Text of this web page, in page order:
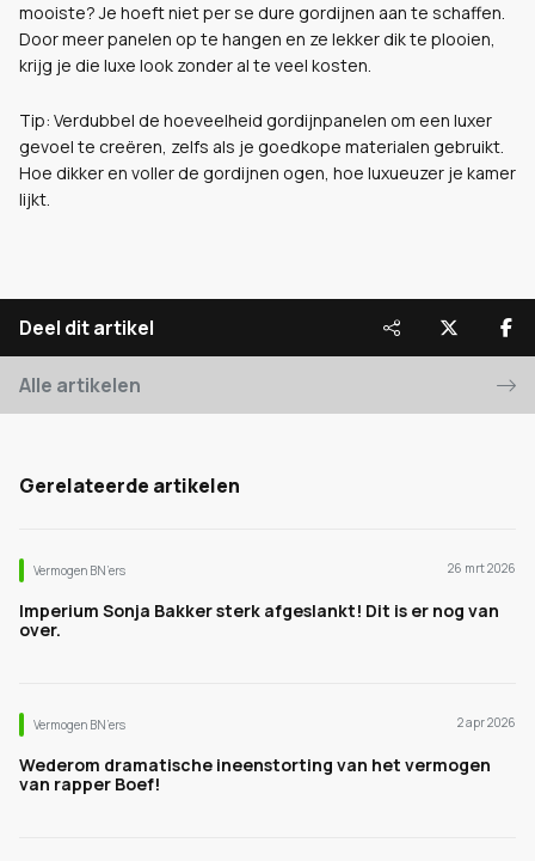
mooiste? Je hoeft niet per se dure gordijnen aan te schaffen.
Door meer panelen op te hangen en ze lekker dik te plooien,
krijg je die luxe look zonder al te veel kosten.
Tip: Verdubbel de hoeveelheid gordijnpanelen om een luxer
gevoel te creëren, zelfs als je goedkope materialen gebruikt.
Hoe dikker en voller de gordijnen ogen, hoe luxueuzer je kamer
lijkt.
Deel dit artikel
Alle artikelen
Gerelateerde artikelen
Vermogen BN’ers 26 mrt 2026
Imperium Sonja Bakker sterk afgeslankt! Dit is er nog van
over.
Vermogen BN’ers 2 apr 2026
Wederom dramatische ineenstorting van het vermogen
van rapper Boef!